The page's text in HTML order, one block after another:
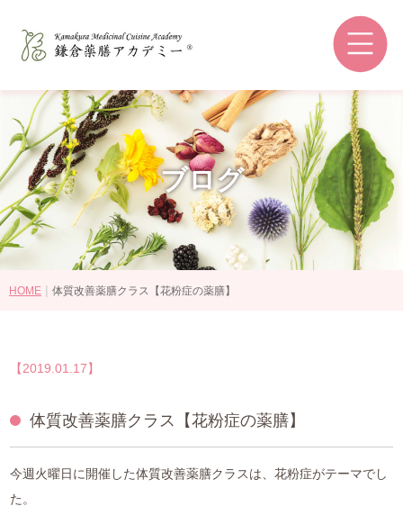
コースの選び方
講師紹介
認定資格・ライセンス認定教室
受講生の感想
認定資格について
中医薬膳営養師コース
プライベートレッスン
ブログ
HOME | 体質改善薬膳クラス【花粉症の薬膳】
【2019.01.17】
体質改善薬膳クラス【花粉症の薬膳】
今週火曜日に開催した体質改善薬膳クラスは、花粉症がテーマでし
た。